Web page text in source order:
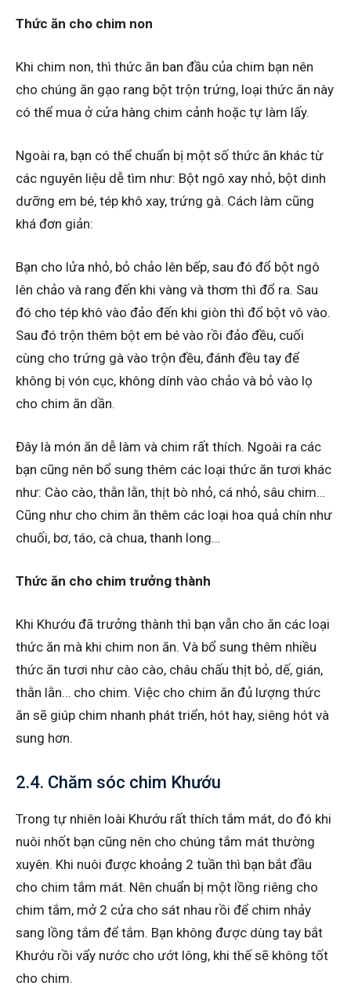
Thức ăn cho chim non
Khi chim non, thì thức ăn ban đầu của chim bạn nên
cho chúng ăn gạo rang bột trộn trứng, loại thức ăn này
có thể mua ở cửa hàng chim cảnh hoặc tự làm lấy.
Ngoài ra, bạn có thể chuẩn bị một số thức ăn khác từ
các nguyên liệu dễ tìm như: Bột ngô xay nhỏ, bột dinh
dưỡng em bé, tép khô xay, trứng gà. Cách làm cũng
khá đơn giản:
Bạn cho lửa nhỏ, bỏ chảo lên bếp, sau đó đổ bột ngô
lên chảo và rang đến khi vàng và thơm thì đổ ra. Sau
đó cho tép khô vào đảo đến khi giòn thì đổ bột vô vào.
Sau đó trộn thêm bột em bé vào rồi đảo đều, cuối
cùng cho trứng gà vào trộn đều, đánh đều tay để
không bị vón cục, không dính vào chảo và bỏ vào lọ
cho chim ăn dần.
Đây là món ăn dễ làm và chim rất thích. Ngoài ra các
bạn cũng nên bổ sung thêm các loại thức ăn tươi khác
như: Cào cào, thằn lằn, thịt bò nhỏ, cá nhỏ, sâu chim…
Cũng như cho chim ăn thêm các loại hoa quả chín như
chuối, bơ, táo, cà chua, thanh long…
Thức ăn cho chim trưởng thành
Khi Khướu đã trưởng thành thì bạn vẫn cho ăn các loại
thức ăn mà khi chim non ăn. Và bổ sung thêm nhiều
thức ăn tươi như cào cào, châu chấu thịt bỏ, dế, gián,
thằn lằn… cho chim. Việc cho chim ăn đủ lượng thức
ăn sẽ giúp chim nhanh phát triển, hót hay, siêng hót và
sung hơn.
2.4. Chăm sóc chim Khướu
Trong tự nhiên loài Khướu rất thích tắm mát, do đó khi
nuôi nhốt bạn cũng nên cho chúng tắm mát thường
xuyên. Khi nuôi được khoảng 2 tuần thì bạn bắt đầu
cho chim tắm mát. Nên chuẩn bị một lồng riêng cho
chim tắm, mở 2 cửa cho sát nhau rồi để chim nhảy
sang lồng tắm để tắm. Bạn không được dùng tay bắt
Khướu rồi vẩy nước cho ướt lông, khi thế sẽ không tốt
cho chim.